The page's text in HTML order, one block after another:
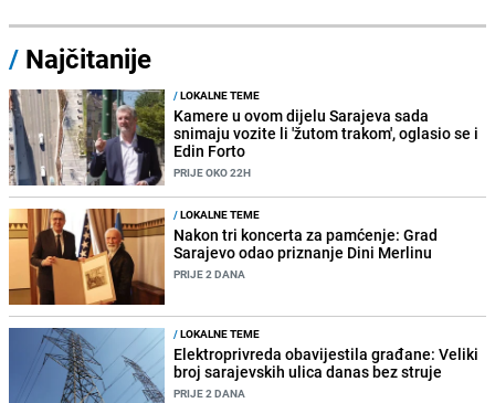
/ Najčitanije
/LOKALNE TEME
Kamere u ovom dijelu Sarajeva sada
snimaju vozite li 'žutom trakom', oglasio se i
Edin Forto
PRIJE OKO 22H
/LOKALNE TEME
Nakon tri koncerta za pamćenje: Grad
Sarajevo odao priznanje Dini Merlinu
PRIJE 2 DANA
/LOKALNE TEME
Elektroprivreda obavijestila građane: Veliki
broj sarajevskih ulica danas bez struje
PRIJE 2 DANA